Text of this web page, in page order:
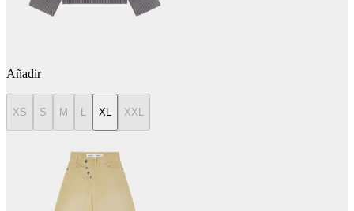
Añadir
XS S M L XL XXL